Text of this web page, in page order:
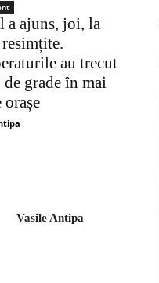
a ajuns, joi, la
au trecut
de grade în mai
Vasile Antipa